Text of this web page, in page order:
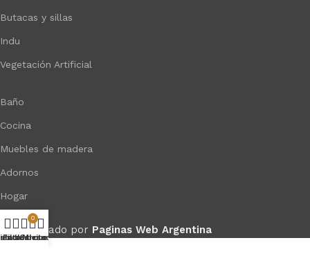
Butacas y sillas
Indu
Vegetación Artificial
Baño
Cocina
Muebles de madera
Adornos
Hogar
Desarrollado por Paginas Web Argentina
Filtros
de deseos
0
Carrito
Mi cuenta